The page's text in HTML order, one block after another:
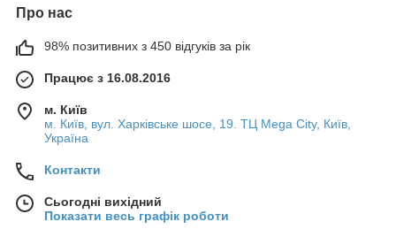
Про нас
98% позитивних з 450 відгуків за рік
Працює з 16.08.2016
м. Київ
м. Київ, вул. Харківське шосе, 19. ТЦ Mega City, Київ,
Україна
Контакти
Сьогодні вихідний
Показати весь графік роботи